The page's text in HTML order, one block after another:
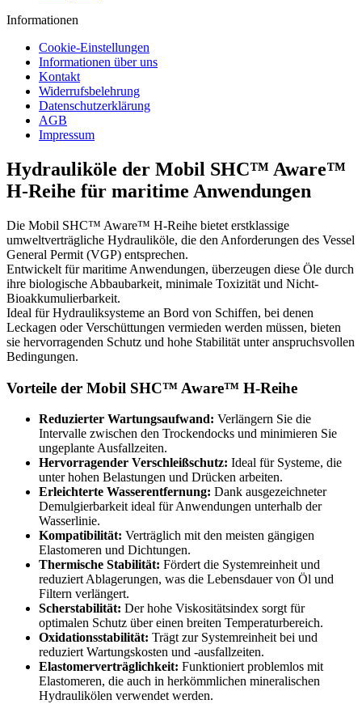
Informationen
Cookie-Einstellungen
Informationen über uns
Kontakt
Widerrufsbelehrung
Datenschutzerklärung
AGB
Impressum
Hydrauliköle der Mobil SHC™ Aware™
H-Reihe für maritime Anwendungen
Die Mobil SHC™ Aware™ H-Reihe bietet erstklassige
umweltverträgliche Hydrauliköle, die den Anforderungen des Vessel
General Permit (VGP) entsprechen.
Entwickelt für maritime Anwendungen, überzeugen diese Öle durch
ihre biologische Abbaubarkeit, minimale Toxizität und Nicht-
Bioakkumulierbarkeit.
Ideal für Hydrauliksysteme an Bord von Schiffen, bei denen
Leckagen oder Verschüttungen vermieden werden müssen, bieten
sie hervorragenden Schutz und hohe Stabilität unter anspruchsvollen
Bedingungen.
Vorteile der Mobil SHC™ Aware™ H-Reihe
Reduzierter Wartungsaufwand: Verlängern Sie die
Intervalle zwischen den Trockendocks und minimieren Sie
ungeplante Ausfallzeiten.
Hervorragender Verschleißschutz: Ideal für Systeme, die
unter hohen Belastungen und Drücken arbeiten.
Erleichterte Wasserentfernung: Dank ausgezeichneter
Demulgierbarkeit ideal für Anwendungen unterhalb der
Wasserlinie.
Kompatibilität: Verträglich mit den meisten gängigen
Elastomeren und Dichtungen.
Thermische Stabilität: Fördert die Systemreinheit und
reduziert Ablagerungen, was die Lebensdauer von Öl und
Filtern verlängert.
Scherstabilität: Der hohe Viskositätsindex sorgt für
optimalen Schutz über einen breiten Temperaturbereich.
Oxidationsstabilität: Trägt zur Systemreinheit bei und
reduziert Wartungskosten und -ausfallzeiten.
Elastomerverträglichkeit: Funktioniert problemlos mit
Elastomeren, die auch in herkömmlichen mineralischen
Hydraulikölen verwendet werden.